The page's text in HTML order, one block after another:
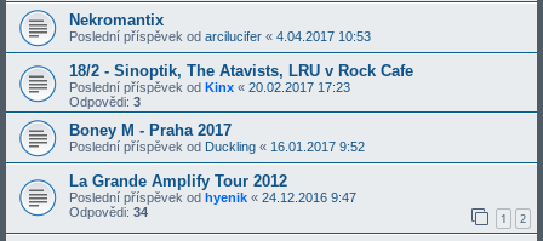
Nekromantix
Poslední příspěvek od arcilucifer « 4.04.2017 10:53
18/2 - Sinoptik, The Atavists, LRU v Rock Cafe
Poslední příspěvek od Kinx « 20.02.2017 17:23
Odpovědi: 3
Boney M - Praha 2017
Poslední příspěvek od Duckling « 16.01.2017 9:52
La Grande Amplify Tour 2012
Poslední příspěvek od hyenik « 24.12.2016 9:47
Odpovědi: 34 1 2